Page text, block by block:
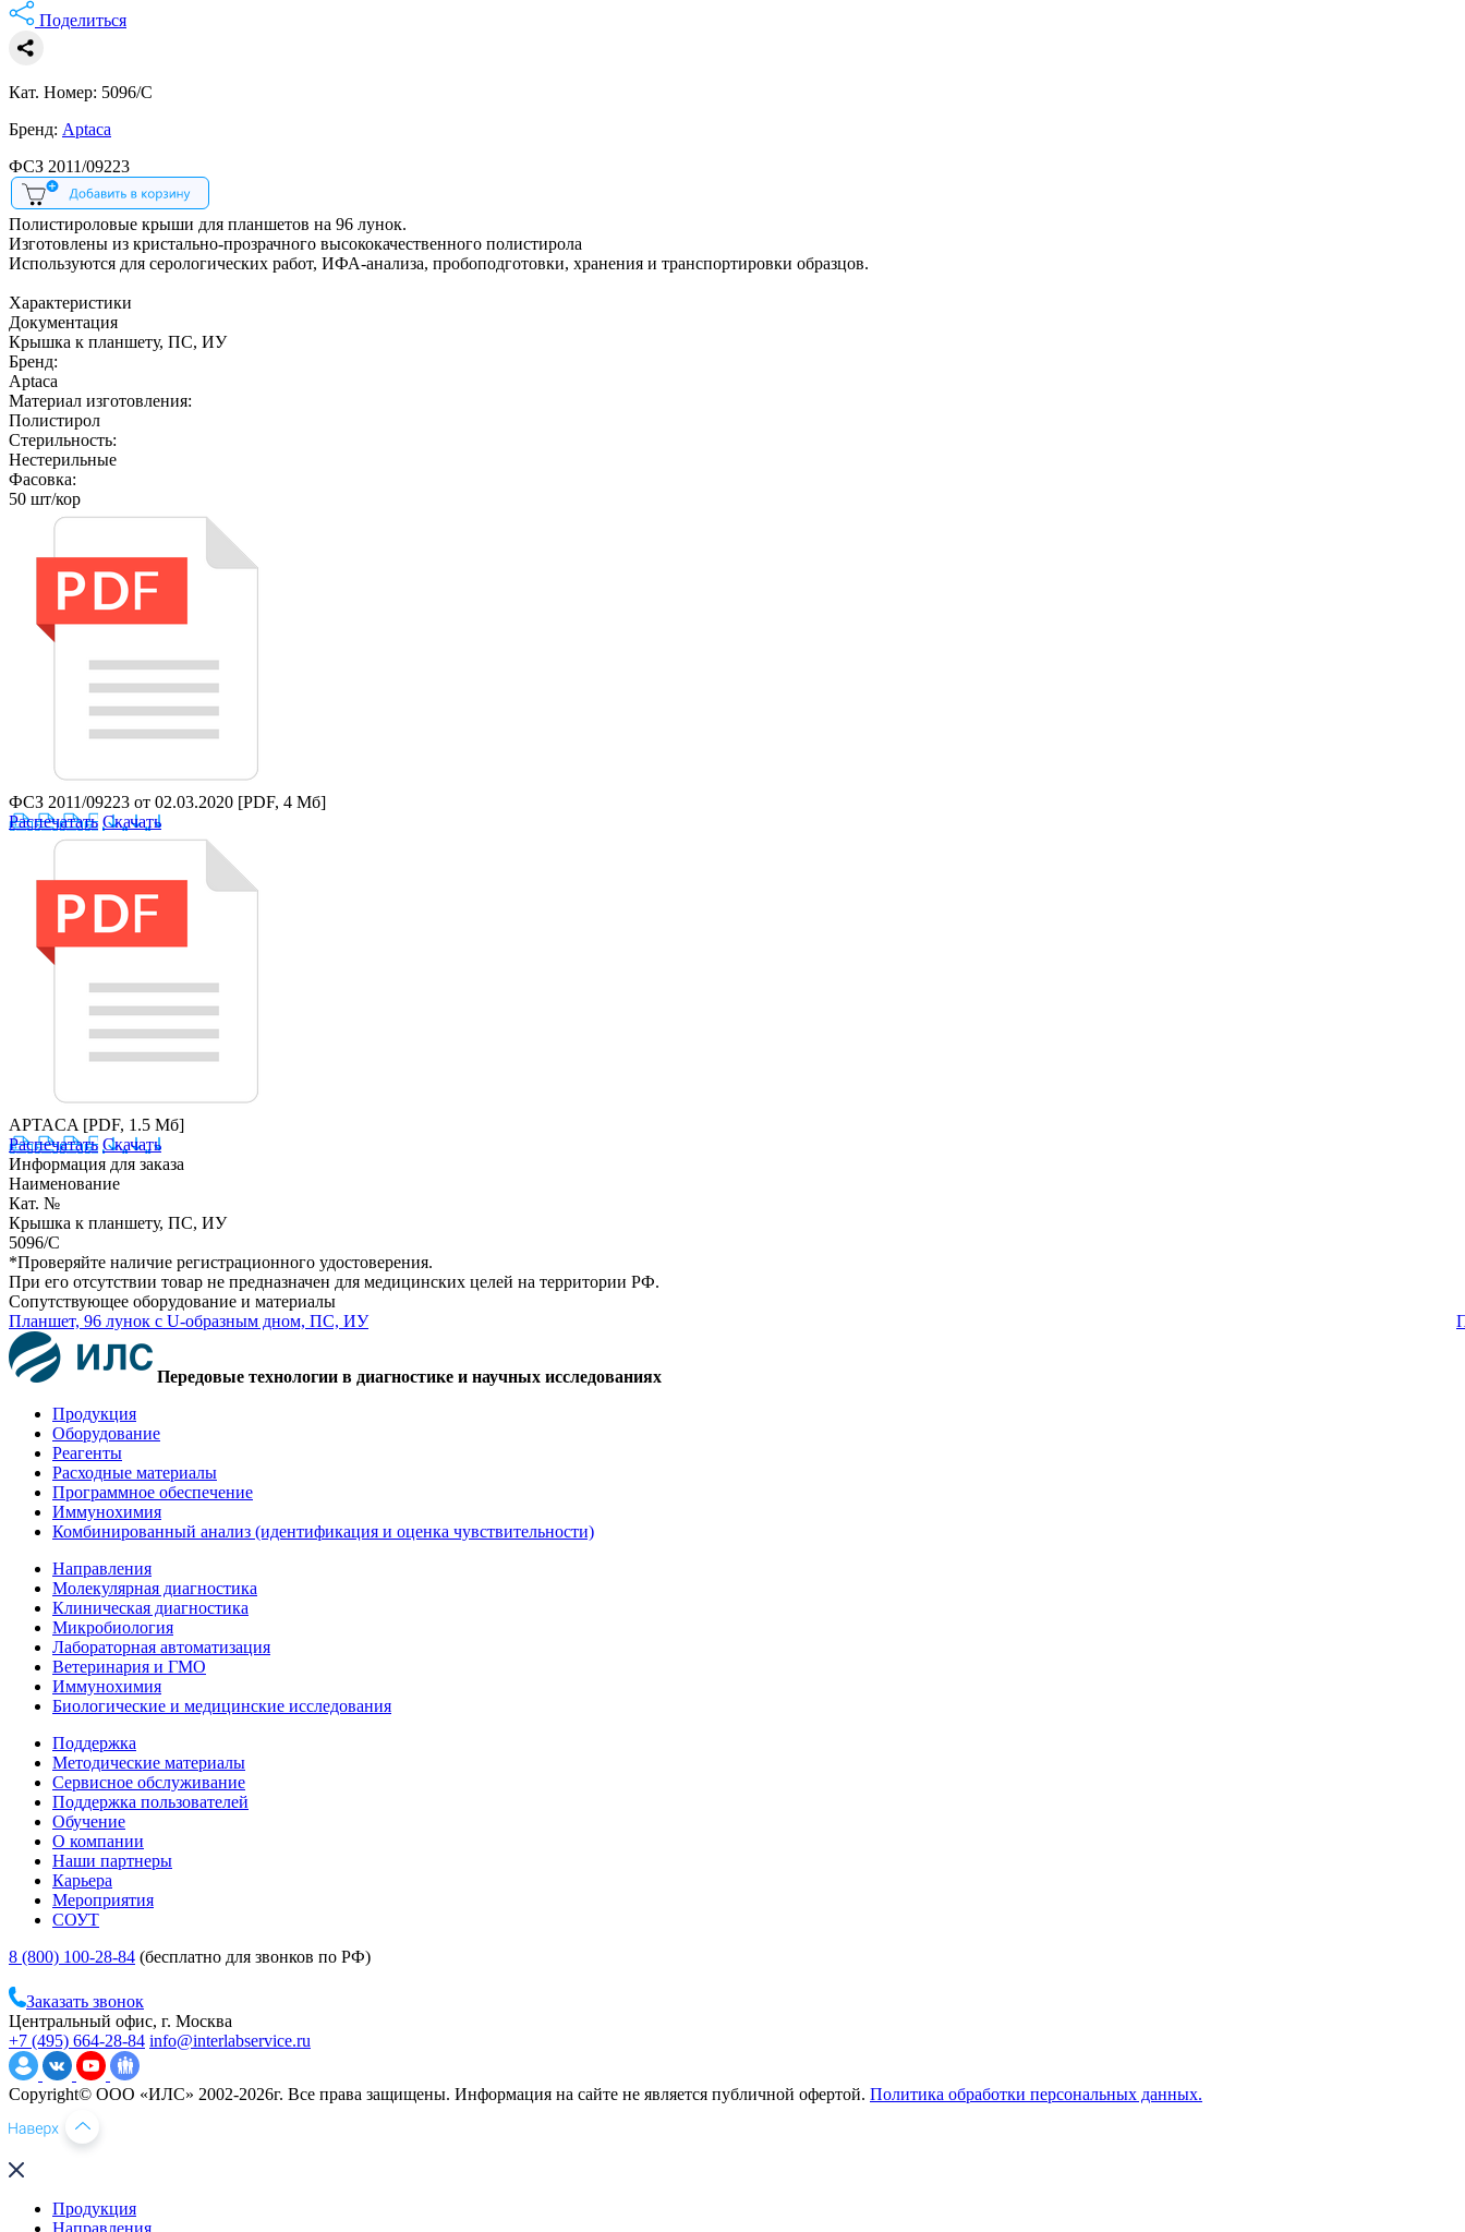
Поделиться
Кат. Номер: 5096/C
Бренд: Aptaca
ФСЗ 2011/09223
Полистироловые крыши для планшетов на 96 лунок.
Изготовлены из кристально-прозрачного высококачественного полистирола
Используются для серологических работ, ИФА-анализа, пробоподготовки, хранения и транспортировки образцов.
Характеристики
Документация
Крышка к планшету, ПС, ИУ
Бренд:
Aptaca
Материал изготовления:
Полистирол
Стерильность:
Нестерильные
Фасовка:
50 шт/кор
ФСЗ 2011/09223 от 02.03.2020 [PDF, 4 Мб]
Распечатать Скачать
APTACA [PDF, 1.5 Мб]
Распечатать Скачать
Информация для заказа
Наименование
Кат. №
Крышка к планшету, ПС, ИУ
5096/C
*Проверяйте наличие регистрационного удостоверения.
При его отсутствии товар не предназначен для медицинских целей на территории РФ.
Сопутствующее оборудование и материалы
Планшет, 96 лунок с U-образным дном, ПС, ИУ
Передовые технологии в диагностике и научных исследованиях
Продукция
Оборудование
Реагенты
Расходные материалы
Программное обеспечение
Иммунохимия
Комбинированный анализ (идентификация и оценка чувствительности)
Направления
Молекулярная диагностика
Клиническая диагностика
Микробиология
Лабораторная автоматизация
Ветеринария и ГМО
Иммунохимия
Биологические и медицинские исследования
Поддержка
Методические материалы
Сервисное обслуживание
Поддержка пользователей
Обучение
О компании
Наши партнеры
Карьера
Мероприятия
СОУТ
8 (800) 100-28-84 (бесплатно для звонков по РФ)
Заказать звонок
Центральный офис, г. Москва
+7 (495) 664-28-84 info@interlabservice.ru
Copyright© ООО «ИЛС» 2002-2026г. Все права защищены. Информация на сайте не является публичной офертой. Политика обработки персональных данных.
Продукция
Направления